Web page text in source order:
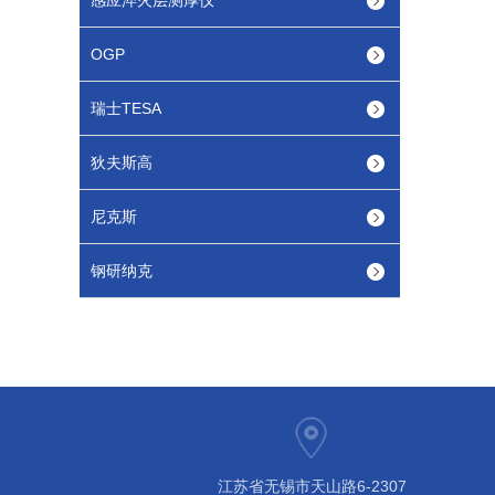
OGP
瑞士TESA
狄夫斯高
尼克斯
钢研纳克
江苏省无锡市天山路6-2307